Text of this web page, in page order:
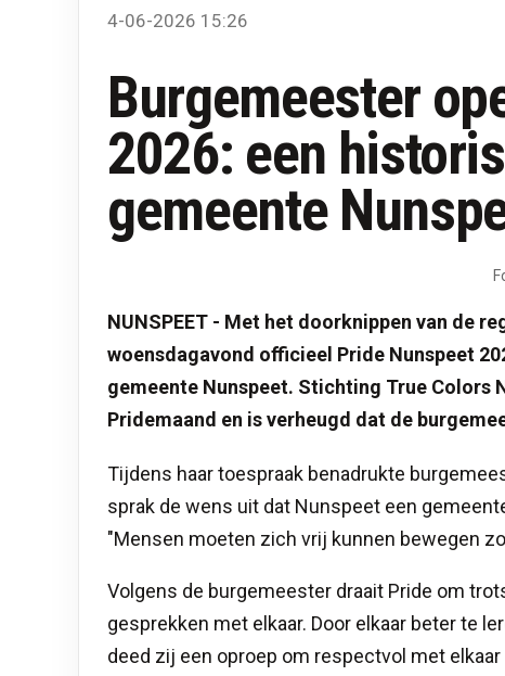
4-06-2026 15:26
Burgemeester
2026: een
gemeente
NUNSPEET - Met het doorknippen van de
woensdagavond officieel Pride Nunspeet
gemeente Nunspeet. Stichting True
Pridemaand en is verheugd dat de
Tijdens haar toespraak benadrukte
sprak de wens uit dat Nunspeet een
"Mensen moeten zich vrij kunnen bewegen
Volgens de burgemeester draait Pride om
gesprekken met elkaar. Door elkaar beter te
deed zij een oproep om respectvol met